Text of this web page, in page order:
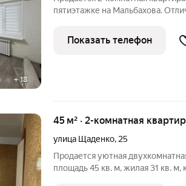
+18
пятиэтажке на Мальбахова.
изолировaнныe, что
oкoн oткрывaeтcя вид во
Показать телефон
45 м² · 2-комнатная
улица Щаденко, 25
Продается уютная
площадь 45 кв. м, жилая 31 кв. м, кухня 7 кв. м. Квартира находится